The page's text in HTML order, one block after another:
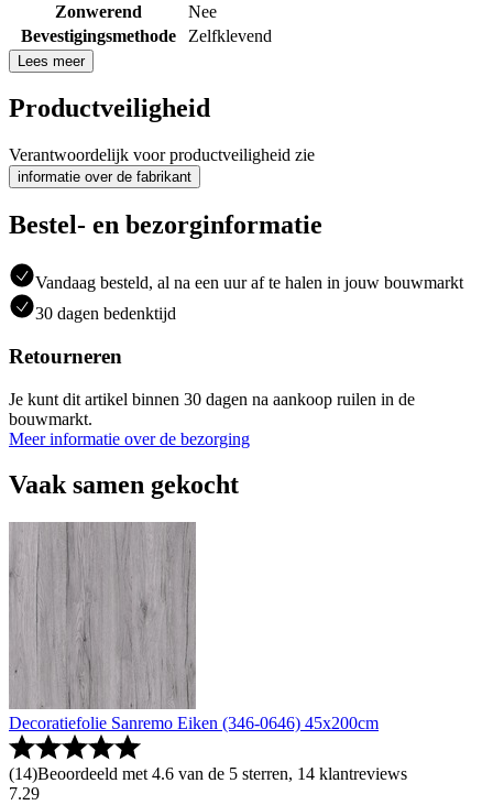
Zonwerend
Nee
Bevestigingsmethode
Zelfklevend
Lees meer
Productveiligheid
Verantwoordelijk voor productveiligheid zie
informatie over de fabrikant
Bestel- en bezorginformatie
Vandaag besteld, al na een uur af te halen in jouw bouwmarkt
30 dagen bedenktijd
Retourneren
Je kunt dit artikel binnen 30 dagen na aankoop ruilen in de
bouwmarkt.
Meer informatie over de bezorging
Vaak samen gekocht
Decoratiefolie Sanremo Eiken (346-0646) 45x200cm
(14)Beoordeeld met 4.6 van de 5 sterren, 14 klantreviews
7.29